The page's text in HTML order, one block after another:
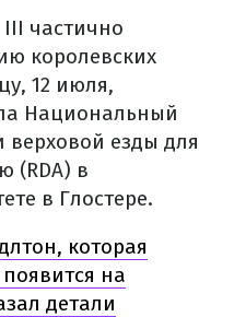
III частично
королевских
12 июля,
Национальный
езды для
(RDA) в
в Глостере.
которая
на
детали